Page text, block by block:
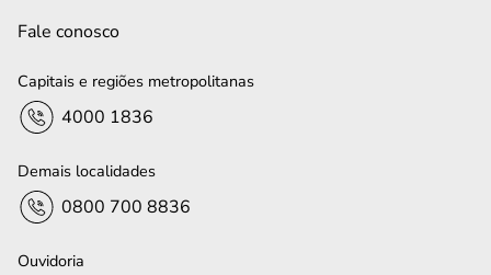
Fale conosco
Capitais e regiões metropolitanas
4000 1836
Demais localidades
0800 700 8836
Ouvidoria